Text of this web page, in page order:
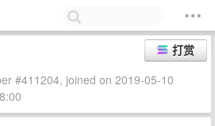
打赏
#411204, joined on 2019-05-10